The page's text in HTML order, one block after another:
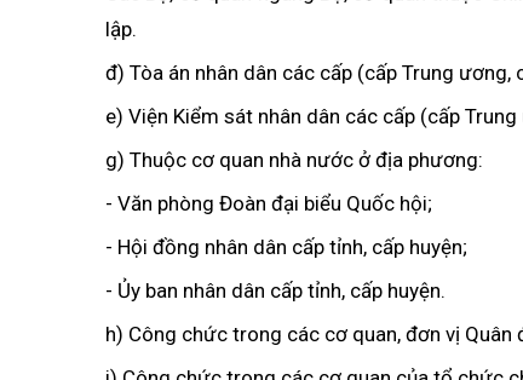
lập.
đ) Tòa án nhân dân các cấp (cấp Trung ương,
e) Viện Kiểm sát nhân dân các cấp (cấp
g) Thuộc cơ quan nhà nước ở địa phương:
- Văn phòng Đoàn đại biểu Quốc hội;
- Hội đồng nhân dân cấp tỉnh, cấp huyện;
- Ủy ban nhân dân cấp tỉnh, cấp huyện.
h) Công chức trong các cơ quan, đơn vị Quân